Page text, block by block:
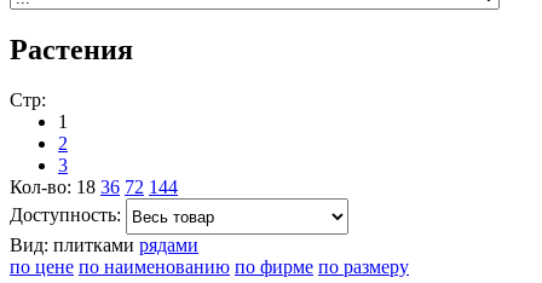
Растения
Стр:
1
2
3
Кол-во: 18 36 72 144
Доступность:
Вид: плитками рядами
по цене по наименованию по фирме по размеру